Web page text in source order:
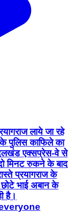
लाये जा रहे
पुलिस काफिले का
एक्सप्रेस-वे से
मिनट रुकने के बाद
प्रयागराज के
भाई अबान के
है।